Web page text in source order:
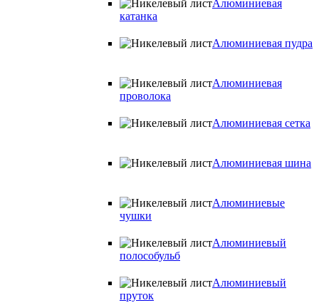
Алюминиевая
катанка
Алюминиевая пудра
Алюминиевая
проволока
Алюминиевая сетка
Алюминиевая шина
Алюминиевые
чушки
Алюминиевый
полособульб
Алюминиевый
пруток